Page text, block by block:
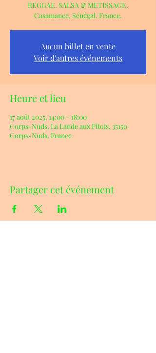
REGGAE, SALSA & METISSAGE.
Casamance, Sénégal. France.
Aucun billet en vente
Voir d'autres événements
Heure et lieu
17 août 2025, 14:00 – 18:00
Corps-Nuds, La Lande aux Pitois, 35150
Corps-Nuds, France
Partager cet événement